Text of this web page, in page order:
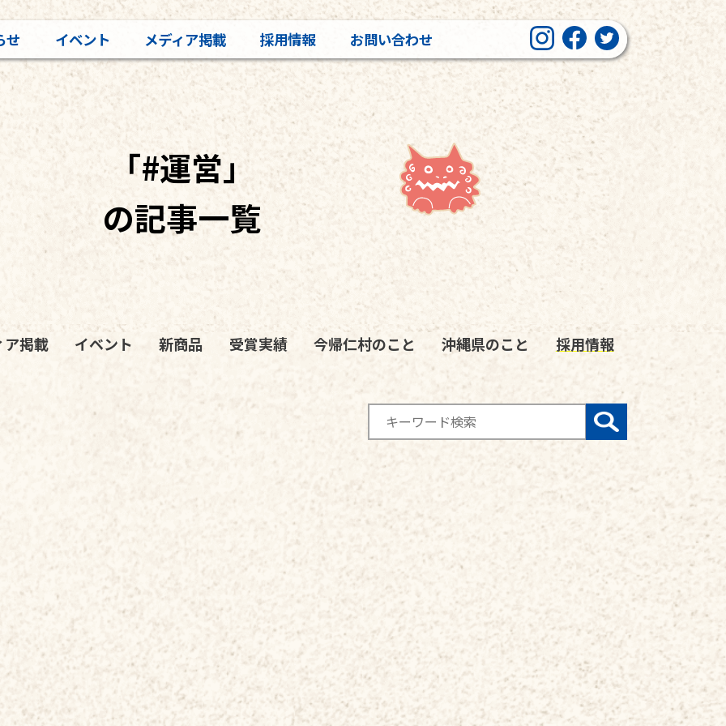
せ イベント メディア掲載 採用情報 お問い合わせ
「#運営」
の記事一覧
ア掲載 イベント 新商品 受賞実績 今帰仁村のこと 沖縄県のこと 採用情報